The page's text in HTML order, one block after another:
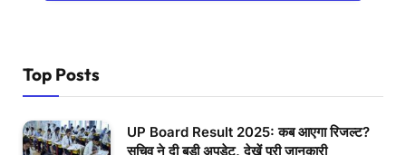
Top Posts
UP Board Result 2025: कब आएगा रिजल्ट?
सचिव ने दी बड़ी अपडेट, देखें पूरी जानकारी